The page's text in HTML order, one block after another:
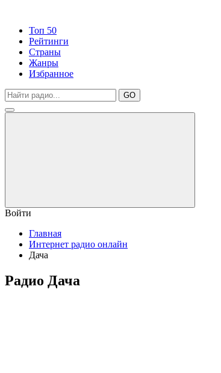
Топ 50
Рейтинги
Страны
Жанры
Избранное
GO
Войти
Главная
Интернет радио онлайн
Дача
Радио Дача